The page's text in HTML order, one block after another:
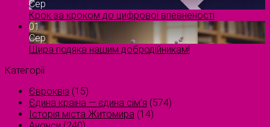
Сер
Крок за кроком до цифрової впевненості
01
Сер
Щира подяка нашим добродійникам!
Категорії
Євроквіз (15)
Єдина країна — єдина сім’я (574)
Історія міста Житомира (14)